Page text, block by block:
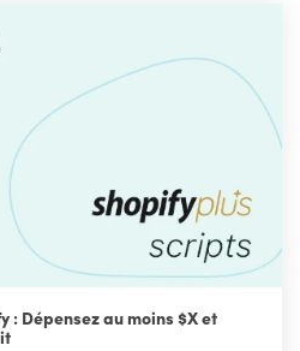
Dépensez au moins $X et